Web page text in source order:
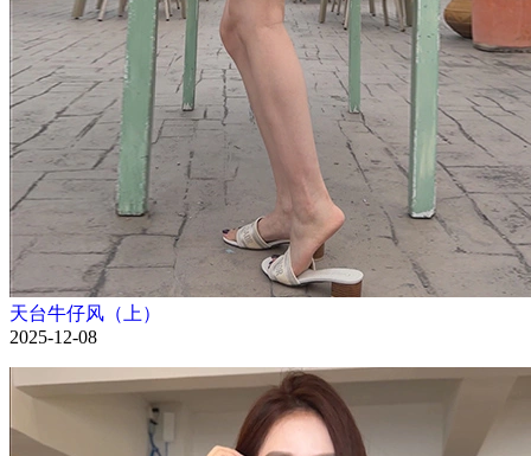
天台牛仔风（上）
2025-12-08